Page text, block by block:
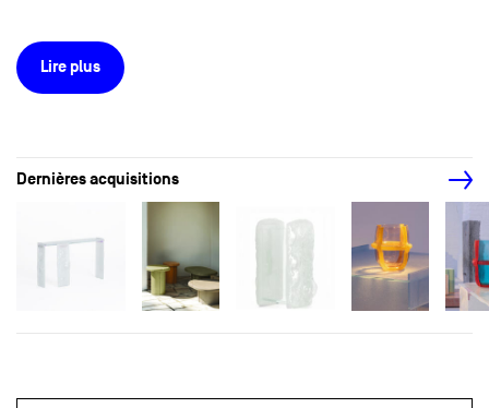
Lire plus
Dernières acquisitions